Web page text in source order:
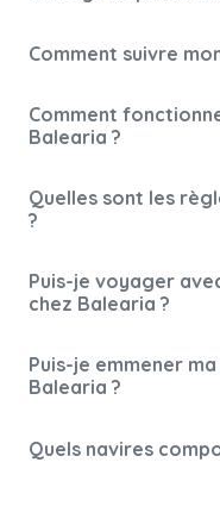
Comment suivre
Comment
Balearia ?
Quelles sont les
?
Puis-je voyager
chez Balearia ?
Puis-je emmener
Balearia ?
Quels navires